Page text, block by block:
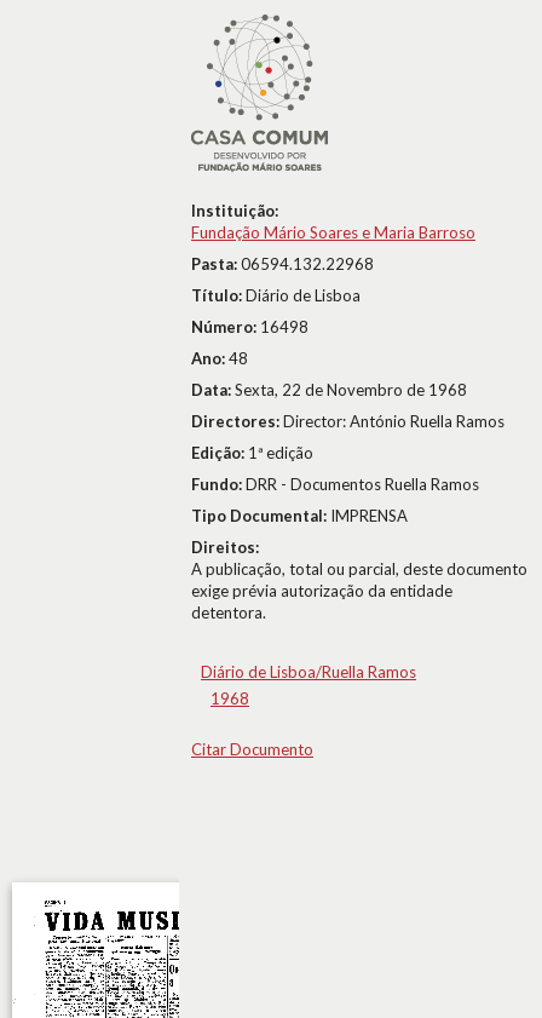
Instituição:
Fundação Mário Soares e Maria Barroso
Pasta:06594.132.22968
Título:Diário de Lisboa
Número: 16498
Ano:48
Data:Sexta, 22 de Novembro de 1968
Directores:Director: António Ruella Ramos
Edição: 1ª edição
Fundo:DRR - Documentos Ruella Ramos
Tipo Documental: IMPRENSA
Direitos:
A publicação, total ou parcial, deste documento
exige prévia autorização da entidade
detentora.
Diário de Lisboa/Ruella Ramos
1968
Citar Documento